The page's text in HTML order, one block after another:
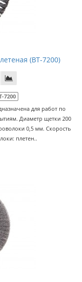
(BT-7200)
7200
для работ по
Диаметр щетки 200
0,5 мм. Скорость
плетен..